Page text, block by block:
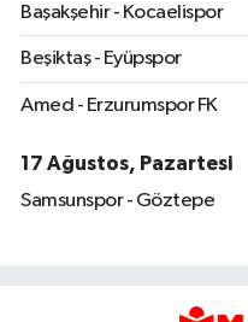
Başakşehir - Kocaelispor
Beşiktaş - Eyüpspor
Amed - Erzurumspor FK
17 Ağustos, Pazartesi
Samsunspor - Göztepe